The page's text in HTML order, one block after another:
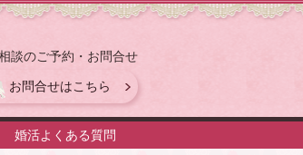
談のご予約・お問合せ
お問合せはこちら
婚活よくある質問